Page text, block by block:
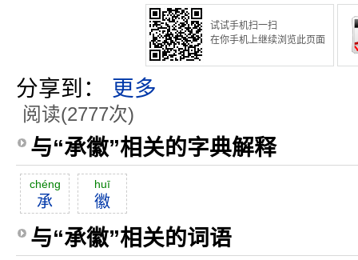
试试手机扫一扫
在你手机上继续浏览此页面
分享到： 更多
阅读(2777次)
与“承徽”相关的字典解释
chéng
承
huī
徽
与“承徽”相关的词语